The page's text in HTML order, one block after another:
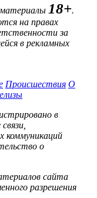
18+.
на правах
за
в рекламных
Происшествия О
в
коммуникаций
о
сайта
разрешения